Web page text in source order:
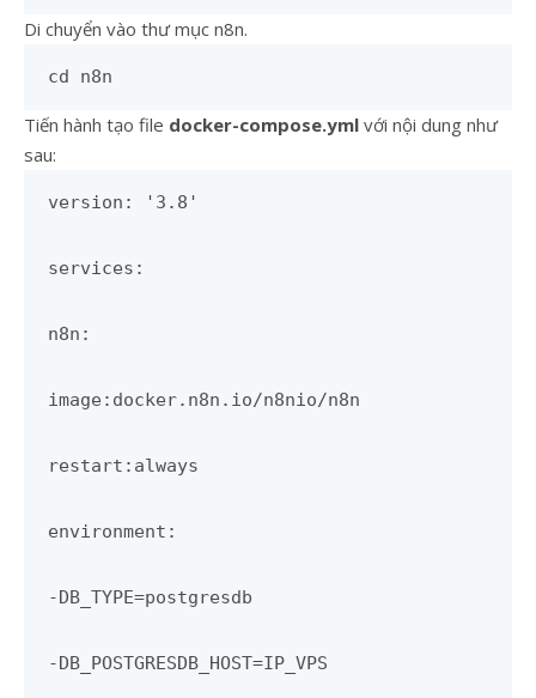
Di chuyển vào thư mục n8n.
cd n8n
Tiến hành tạo file docker-compose.yml với nội dung như
sau:
version: '3.8'
services:
n8n:
image:docker.n8n.io/n8nio/n8n
restart:always
environment:
-DB_TYPE=postgresdb
-DB_POSTGRESDB_HOST=IP_VPS